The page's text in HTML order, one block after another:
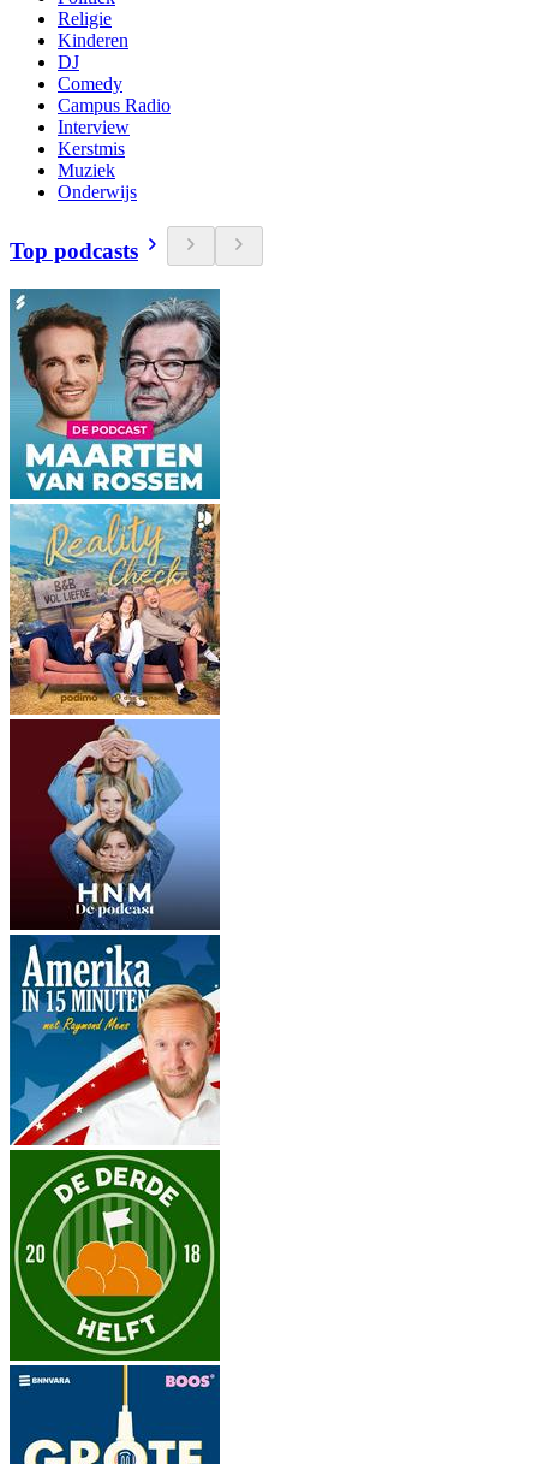
Religie
Kinderen
DJ
Comedy
Campus Radio
Interview
Kerstmis
Muziek
Onderwijs
Top podcasts